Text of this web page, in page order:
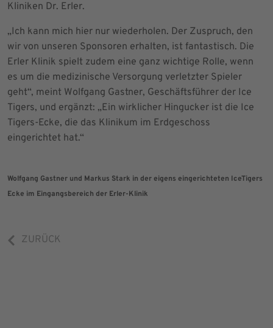
Kliniken Dr. Erler.
„Ich kann mich hier nur wiederholen. Der Zuspruch, den
wir von unseren Sponsoren erhalten, ist fantastisch. Die
Erler Klinik spielt zudem eine ganz wichtige Rolle, wenn
es um die medizinische Versorgung verletzter Spieler
geht“, meint Wolfgang Gastner, Geschäftsführer der Ice
Tigers, und ergänzt: „Ein wirklicher Hingucker ist die Ice
Tigers-Ecke, die das Klinikum im Erdgeschoss
eingerichtet hat.“
Wolfgang Gastner und Markus Stark in der eigens eingerichteten IceTigers
Ecke im Eingangsbereich der Erler-Klinik
ZURÜCK